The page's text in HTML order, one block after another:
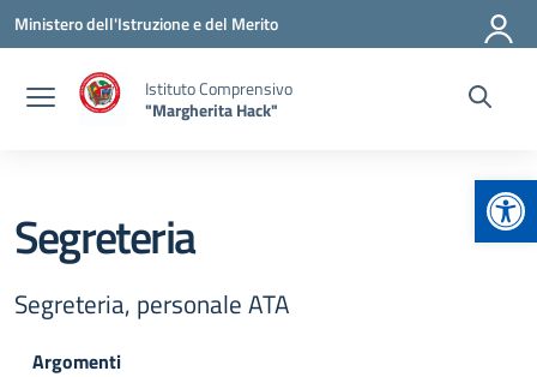
Vai ai contenuti
Vai al menu di navigazione
Vai al footer
Ministero dell'Istruzione e del Merito
Istituto Comprensivo
"Margherita Hack"
Segreteria
Segreteria, personale ATA
Argomenti